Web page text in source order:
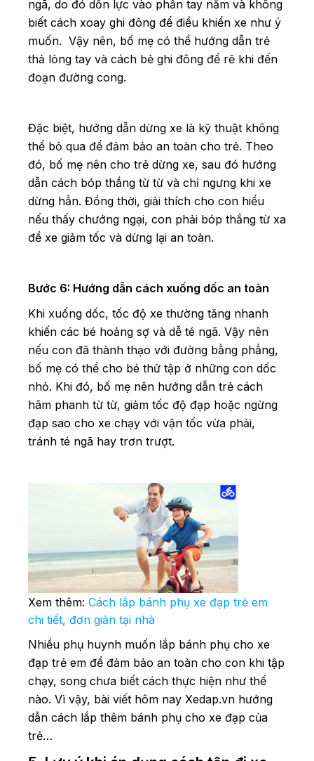
ngã, do đó dồn lực vào phần tay nắm và không
biết cách xoay ghi đông để điều khiển xe như ý
muốn. Vậy nên, bố mẹ có thể hướng dẫn trẻ
thả lỏng tay và cách bẻ ghi đông để rẽ khi đến
đoạn đường cong.
Đặc biệt, hướng dẫn dừng xe là kỹ thuật không
thể bỏ qua để đảm bảo an toàn cho trẻ. Theo
đó, bố mẹ nên cho trẻ dừng xe, sau đó hướng
dẫn cách bóp thắng từ từ và chỉ ngưng khi xe
dừng hẳn. Đồng thời, giải thích cho con hiểu
nếu thấy chướng ngại, con phải bóp thắng từ xa
để xe giảm tốc và dừng lại an toàn.
Bước 6: Hướng dẫn cách xuống dốc an toàn
Khi xuống dốc, tốc độ xe thường tăng nhanh
khiến các bé hoảng sợ và dễ té ngã. Vậy nên
nếu con đã thành thạo với đường bằng phẳng,
bố mẹ có thể cho bé thử tập ở những con dốc
nhỏ. Khi đó, bố mẹ nên hướng dẫn trẻ cách
hãm phanh từ từ, giảm tốc độ đạp hoặc ngừng
đạp sao cho xe chạy với vận tốc vừa phải,
tránh té ngã hay trơn trượt.
Xem thêm: Cách lắp bánh phụ xe đạp trẻ em
chi tiết, đơn giản tại nhà
Nhiều phụ huynh muốn lắp bánh phụ cho xe
đạp trẻ em để đảm bảo an toàn cho con khi tập
chạy, song chưa biết cách thực hiện như thế
nào. Vì vậy, bài viết hôm nay Xedap.vn hướng
dẫn cách lắp thêm bánh phụ cho xe đạp của
trẻ…